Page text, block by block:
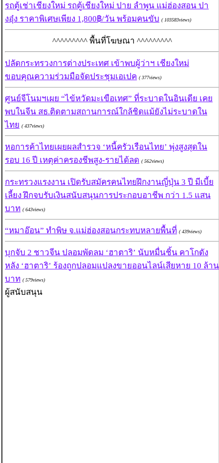
รถตู้เช่าเชียงใหม่ รถตู้เชียงใหม่ ปาย ลำพูน แม่ฮ่องสอน ปา
งอุ๋ง ราคาพิเศษเพียง 1,800฿/วัน พร้อมคนขับ ( 103583views)
^^^^^^^^^ พื้นที่โฆษณา ^^^^^^^^^
ปลัดกระทรวงการต่างประเทศ เข้าพบผู้ว่าฯ เชียงใหม่
ขอบคุณความร่วมมือจัดประชุมเอเปค ( 377views)
ศูนย์จีโนมฯเผย “ไข้หวัดมะเขือเทศ” ที่ระบาดในอินเดีย เคย
พบในจีน สธ.ติดตามสถานการณ์ใกล้ชิดแม้ยังไม่ระบาดใน
ไทย ( 437views)
หอการค้าไทยเผยผลสำรวจ ‘หนี้ครัวเรือนไทย’ พุ่งสูงสุดใน
รอบ 16 ปี เหตุค่าครองชีพสูง-รายได้ลด ( 562views)
กระทรวงแรงงาน เปิดรับสมัครคนไทยฝึกงานญี่ปุ่น 3 ปี มีเบี้ย
เลี้ยง ฝึกจบรับเงินสนับสนุนการประกอบอาชีพ กว่า 1.5 แสน
บาท ( 643views)
“หมาอ๊อน” ทำพิษ จ.แม่ฮ่องสอนกระทบหลายพื้นที่ ( 439views)
บุกจับ 2 ชาวจีน ปลอมพัดลม ‘ฮาตาริ’ นับหมื่นชิ้น คาโกดัง
หลัง ‘ฮาตาริ’ ร้องถูกปลอมแปลงขายออนไลน์เสียหาย 10 ล้าน
บาท ( 579views)
ผู้สนับสนุน